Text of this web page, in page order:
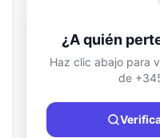
Información de
País
Ciudad
¿A quién
Haz clic abajo para
de